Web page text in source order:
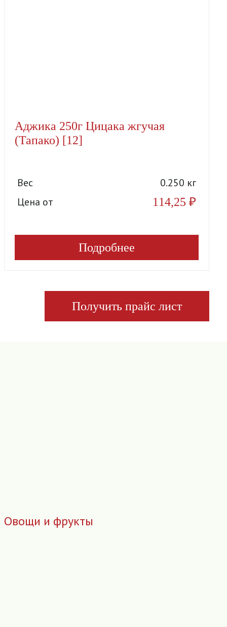
Аджика 250г Цицака жгучая
(Тапако) [12]
Вес
0.250 кг
Цена от
114,25 ₽
Подробнее
Получить прайс лист
Овощи и фрукты